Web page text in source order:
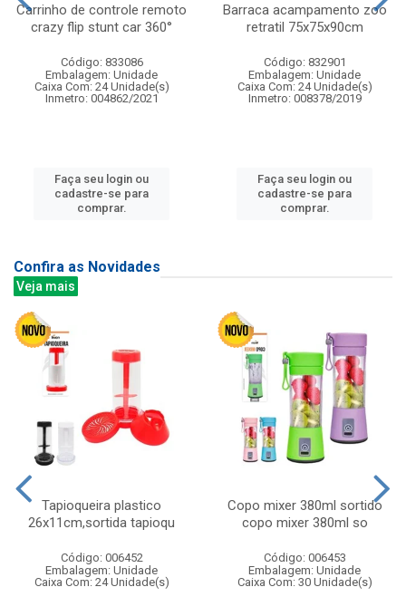
Carrinho de controle remoto
crazy flip stunt car 360°
Código: 833086
Embalagem: Unidade
Caixa Com: 24 Unidade(s)
Inmetro: 004862/2021
Faça seu login ou
cadastre-se para
comprar.
Barraca acampamento zoo
retratil 75x75x90cm
Código: 832901
Embalagem: Unidade
Caixa Com: 24 Unidade(s)
Inmetro: 008378/2019
Faça seu login ou
cadastre-se para
comprar.
Confira as Novidades
Veja mais
Tapioqueira plastico
26x11cm,sortida tapioqu
Código: 006452
Embalagem: Unidade
Caixa Com: 24 Unidade(s)
Copo mixer 380ml sortido
copo mixer 380ml so
Código: 006453
Embalagem: Unidade
Caixa Com: 30 Unidade(s)